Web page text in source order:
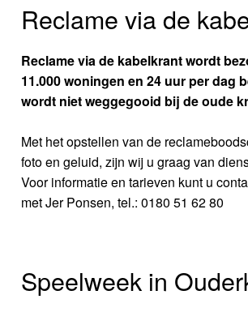
Reclame via de
Reclame via de kabelkrant wordt
11.000 woningen en 24 uur per dag
wordt niet weggegooid bij de oude
Met het opstellen van de
foto en geluid, zijn wij u graag van
Voor informatie en tarieven kunt u
met Jer Ponsen, tel.: 0180 51 62 80
Speelweek in